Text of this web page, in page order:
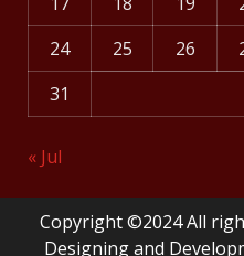
24
25 26
31
« Jul
Copyright ©2024 All
Designing and